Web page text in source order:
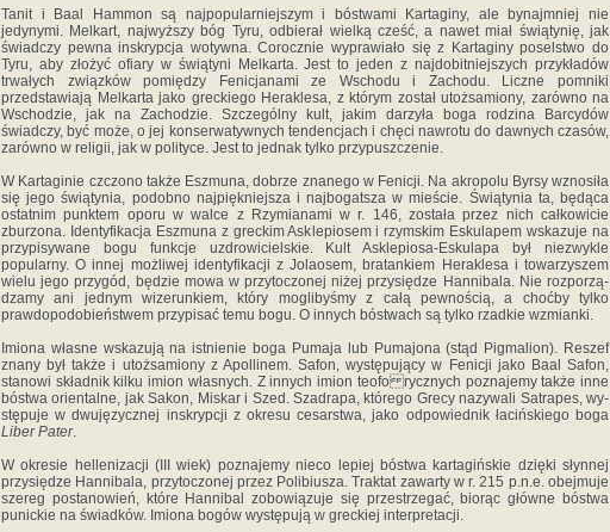
Tanit i Baal Hammon są najpopularniejszym i bóstwami Karta­giny, ale bynajmniej nie
jedynymi. Melkart, najwyższy bóg Tyru, odbierał wielką cześć, a nawet miał świątynię, jak
świad­czy pewna inskrypcja wotywna. Corocznie wyprawiało się z Kartaginy poselstwo do
Tyru, aby złożyć ofiary w świątyni Melkarta. Jest to jeden z najdobitniejszych przykładów
trwałych związków pomiędzy Fenicjanami ze Wschodu i Zachodu. Liczne pomniki
przedstawiają Melkarta jako greckiego Heraklesa, z którym został utożsamiony, zarówno na
Wschodzie, jak na Zachodzie. Szczególny kult, jakim darzyła boga rodzina Barcydów
świadczy, być może, o jej konserwatywnych tendencjach i chęci nawrotu do dawnych czasów,
zarówno w religii, jak w polityce. Jest to jednak tylko przypuszczenie.
W Kartaginie czczono także Eszmuna, dobrze znanego w Fe­nicji. Na akropolu Byrsy wznosiła
się jego świątynia, podobno najpiękniejsza i najbogatsza w mieście. Świątynia ta, będąca
ostatnim punktem oporu w walce z Rzymianami w r. 146, została przez nich całkowicie
zburzona. Identyfikacja Eszmuna z greckim Asklepiosem i rzymskim Eskulapem wskazuje na
przypisywane bogu funkcje uzdrowicielskie. Kult Asklepiosa-Eskulapa był nie­zwykle
popularny. O innej możliwej identyfikacji z Jolaosem, bratankiem Heraklesa i towarzyszem
wielu jego przygód, będzie mowa w przytoczonej niżej przysiędze Hannibala. Nie rozporzą­
dzamy ani jednym wizerunkiem, który moglibyśmy z całą pewnością, a choćby tylko
prawdopodobieństwem przypisać temu bogu. O innych bóstwach są tylko rzadkie wzmianki.
Imiona własne wskazują na istnienie boga Pumaja lub Pumajona (stąd Pigmalion). Reszef
znany był także i utożsamiony z Apollinem. Safon, występujący w Fenicji jako Baal Safon,
stanowi składnik kilku imion własnych. Z innych imion teofo rycznych poznajemy także inne
bóstwa orientalne, jak Sakon, Miskar i Szed. Szadrapa, którego Grecy nazywali Satrapes, wy­
stępuje w dwujęzycznej inskrypcji z okresu cesarstwa, jako od­powiednik łacińskiego boga
Liber Pater.
W okresie hellenizacji (III wiek) poznajemy nieco lepiej bó­stwa kartagińskie dzięki słynnej
przysiędze Hannibala, przyto­czonej przez Polibiusza. Traktat zawarty w r. 215 p.n.e. obejmuje
szereg postanowień, które Hannibal zobowiązuje się przestrze­gać, biorąc główne bóstwa
punickie na świadków. Imiona bogów występują w greckiej interpretacji.